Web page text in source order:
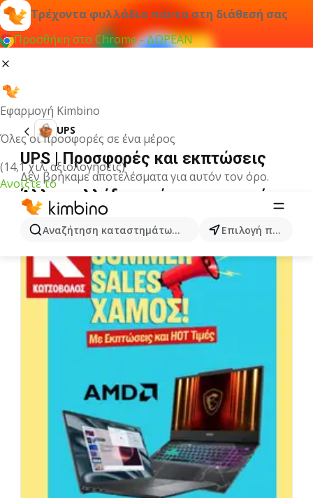
Τρέχοντα φυλλάδια πάντα στη διάθεσή σας
Προσθήκη στο Chrome - ΔΩΡΕΑΝ
Εφαρμογή Kimbino
Όλες οι προσφορές σε ένα μέρος
(14,1 χιλ. αξιολογήσεις)
Ανοίξτε το
Αναζήτηση καταστημάτων, κατηγοριών, προϊόντων...
Επιλογή πόλης
UPS
UPS | Προσφορές και εκπτώσεις
Δεν βρήκαμε αποτελέσματα για αυτόν τον όρο.
Άλλα φυλλάδια από την κατηγορία